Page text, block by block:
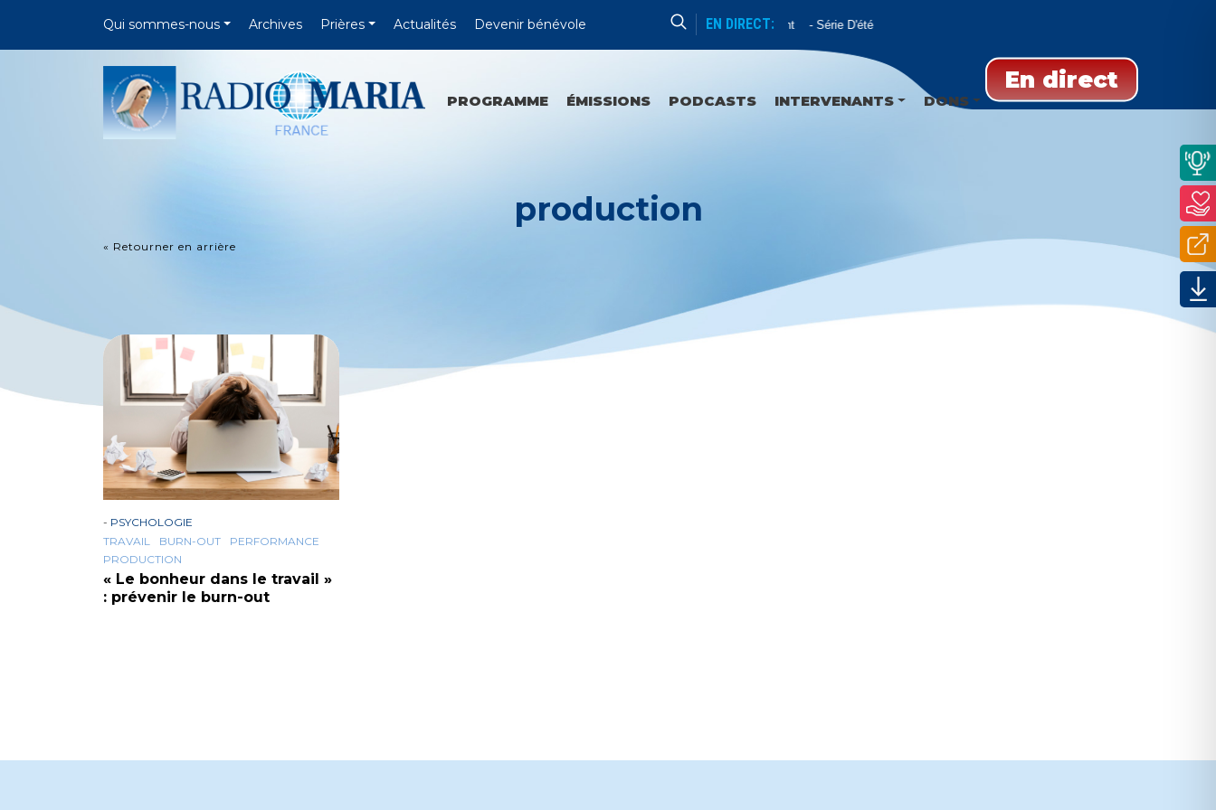
Qui sommes-nous Archives Prières Actualités Devenir bénévole EN DIRECT:
Enseignement Série D'été
En direct
PROGRAMME ÉMISSIONS PODCASTS INTERVENANTS DONS
production
« Retourner en arrière
- PSYCHOLOGIE
TRAVAIL
BURN-OUT
PERFORMANCE
PRODUCTION
« Le bonheur dans le travail »
: prévenir le burn-out